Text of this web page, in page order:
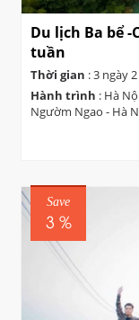
Du lịch Ba bể -
tuần
Thời gian : 3 ngày
Hành trình : Hà
Ngườm Ngao - Hà
Save
3 %